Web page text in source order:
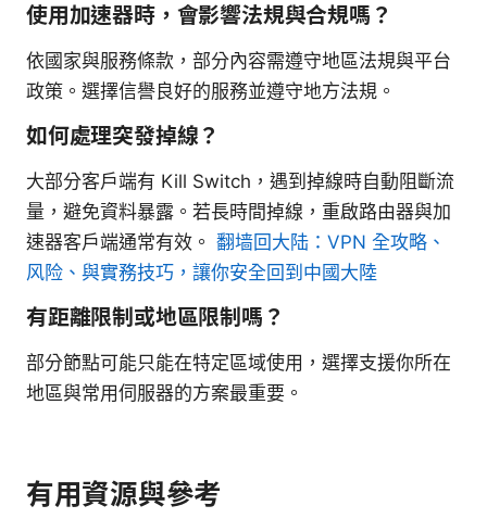
使用加速器時，會影響法規與合規嗎？
依國家與服務條款，部分內容需遵守地區法規與平台
政策。選擇信譽良好的服務並遵守地方法規。
如何處理突發掉線？
大部分客戶端有 Kill Switch，遇到掉線時自動阻斷流
量，避免資料暴露。若長時間掉線，重啟路由器與加
速器客戶端通常有效。 翻墙回大陆：VPN 全攻略、
风险、與實務技巧，讓你安全回到中國大陸
有距離限制或地區限制嗎？
部分節點可能只能在特定區域使用，選擇支援你所在
地區與常用伺服器的方案最重要。
有用資源與參考